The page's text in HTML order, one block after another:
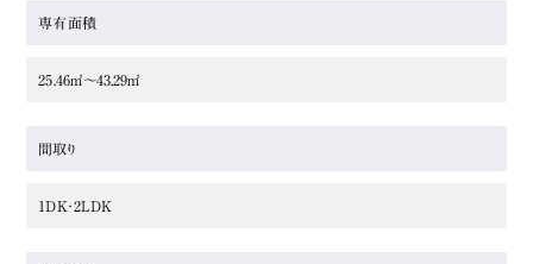
専有面積
25.46㎡〜43.29㎡
間取り
1DK・2LDK